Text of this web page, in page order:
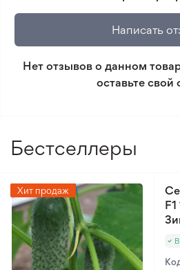
🛡️ Защита покупок. Возврат
который не соответствует
условиям возврата.
Написать
Нет отзывов о данном
оставьте свой
Бестселлеры
Хит продаж